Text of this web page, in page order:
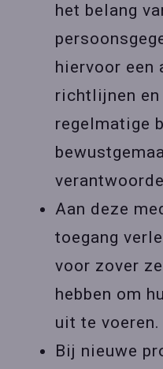
het belang
hiervoor een
richtlijnen en
regelmatige
Aan deze
toegang
voor zover
hebben om
uit te voeren.
Bij nieuwe